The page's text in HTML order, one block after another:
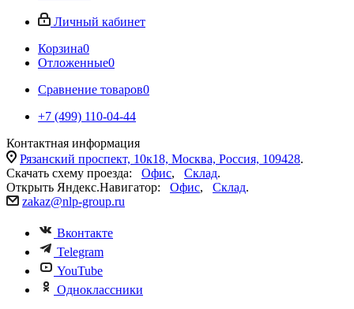
Личный кабинет
Корзина0
Отложенные0
Сравнение товаров0
+7 (499) 110-04-44
Контактная информация
Рязанский проспект, 10к18, Москва, Россия, 109428.
Скачать схему проезда: Офис, Склад.
Открыть Яндекс.Навигатор: Офис, Склад.
zakaz@nlp-group.ru
Вконтакте
Telegram
YouTube
Одноклассники